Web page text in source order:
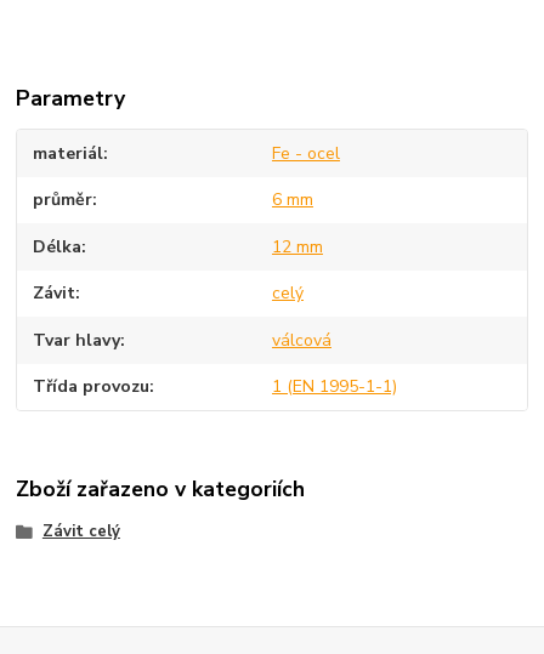
Parametry
materiál Fe - ocel
průměr 6 mm
Délka 12 mm
Závit celý
Tvar hlavy válcová
Třída provozu 1 (EN 1995-1-1)
Zboží zařazeno v kategoriích
Závit celý